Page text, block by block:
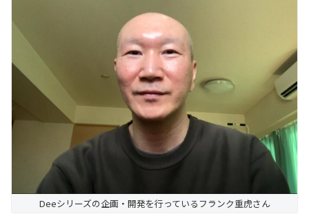
Deeシリーズの企画・開発を行っているフランク重虎さん